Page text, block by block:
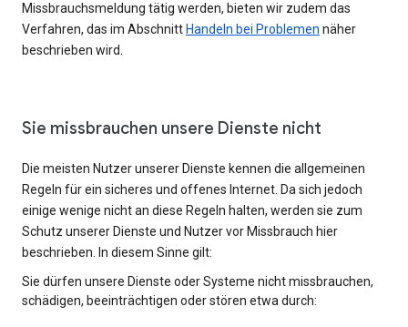
Missbrauchsmeldung tätig werden, bieten wir zudem das
Verfahren, das im Abschnitt Handeln bei Problemen näher
beschrieben wird.
Sie missbrauchen unsere Dienste nicht
Die meisten Nutzer unserer Dienste kennen die allgemeinen
Regeln für ein sicheres und offenes Internet. Da sich jedoch
einige wenige nicht an diese Regeln halten, werden sie zum
Schutz unserer Dienste und Nutzer vor Missbrauch hier
beschrieben. In diesem Sinne gilt:
Sie dürfen unsere Dienste oder Systeme nicht missbrauchen,
schädigen, beeinträchtigen oder stören etwa durch: